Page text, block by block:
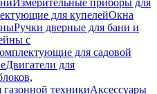
Измерительные приборы для
для купелейОкна
Ручки дверные для бани и
с
для садовой
Двигатели для
газонной техникиАксессуары